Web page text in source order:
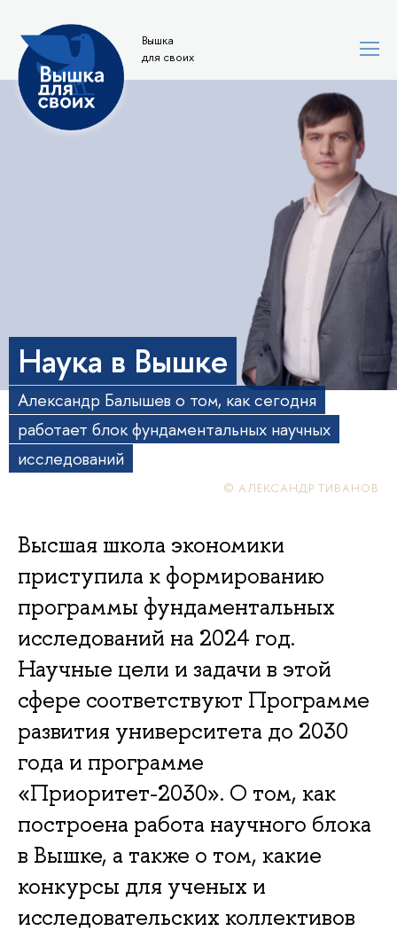
Вышка
для своих
Наука в Вышке
Александр Балышев о том, как сегодня
работает блок фундаментальных научных
исследований
© АЛЕКСАНДР ТИВАНОВ
Высшая школа экономики
приступила к формированию
программы фундаментальных
исследований на 2024 год.
Научные цели и задачи в этой
сфере соответствуют Программе
развития университета до 2030
года и программе
«Приоритет-2030». О том, как
построена работа научного блока
в Вышке, а также о том, какие
конкурсы для ученых и
исследовательских коллективов